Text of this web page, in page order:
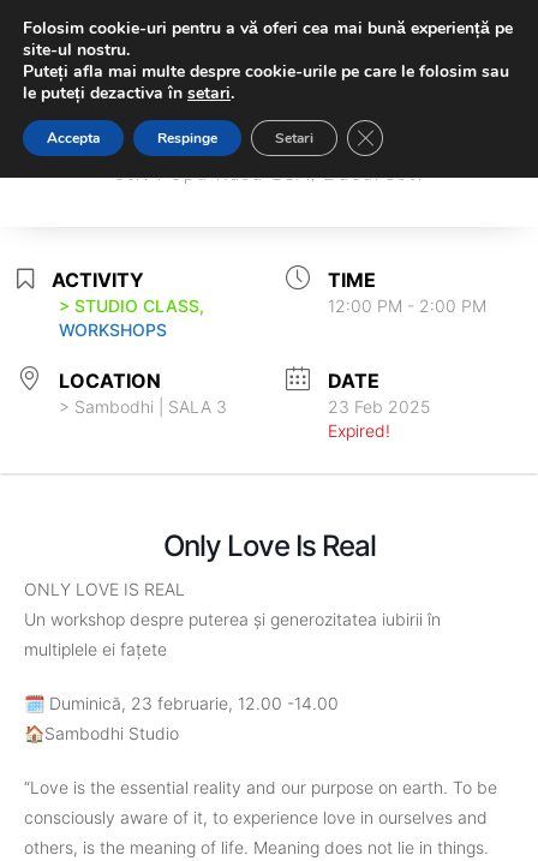
Sambodhi Studio
str. Popa Rusu 16A, Bucuresti
Sambodhi Studio
ACTIVITY
> STUDIO CLASS,
WORKSHOPS
TIME
12:00 PM - 2:00 PM
LOCATION
> Sambodhi | SALA 3
DATE
23 Feb 2025
Expired!
Only Love Is Real
ONLY LOVE IS REAL
Un workshop despre puterea și generozitatea iubirii în
multiplele ei fațete
🗓️ Duminică, 23 februarie, 12.00 -14.00
🏠Sambodhi Studio
“Love is the essential reality and our purpose on earth. To be
consciously aware of it, to experience love in ourselves and
others, is the meaning of life. Meaning does not lie in things.
Folosim cookie-uri pentru a vă oferi cea mai bună experiență pe
site-ul nostru.
Puteți afla mai multe despre cookie-urile pe care le folosim sau
le puteți dezactiva în setari.
Accepta Respinge Setari Close GDPR Cookie